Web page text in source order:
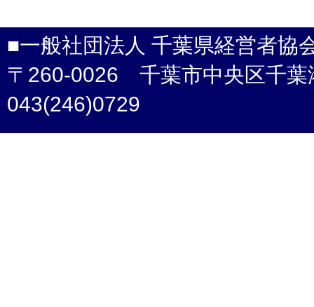
■一般社団法人 千葉県経営者協
〒260-0026 千葉市中央区千葉
043(246)0729